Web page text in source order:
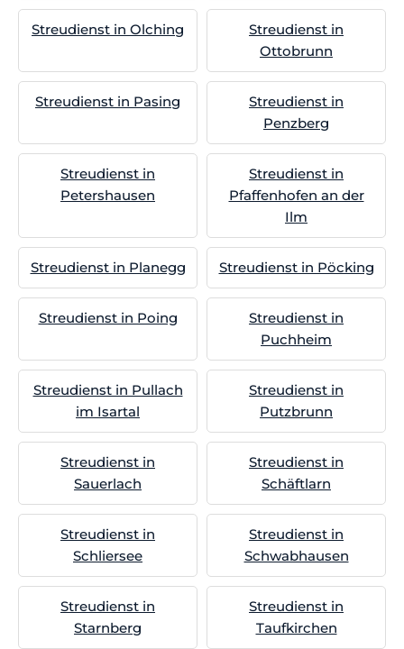
Streudienst in Olching
Streudienst in
Ottobrunn
Streudienst in Pasing
Streudienst in
Penzberg
Streudienst in
Petershausen
Streudienst in
Pfaffenhofen an der
Ilm
Streudienst in Planegg Streudienst in Pöcking
Streudienst in Poing
Streudienst in
Puchheim
Streudienst in Pullach
im Isartal
Streudienst in
Putzbrunn
Streudienst in
Sauerlach
Streudienst in
Schäftlarn
Streudienst in
Schliersee
Streudienst in
Schwabhausen
Streudienst in
Starnberg
Streudienst in
Taufkirchen